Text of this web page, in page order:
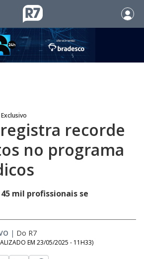
recorde
no programa
mil profissionais se
| Do R7
EM 23/05/2025 - 11H33)